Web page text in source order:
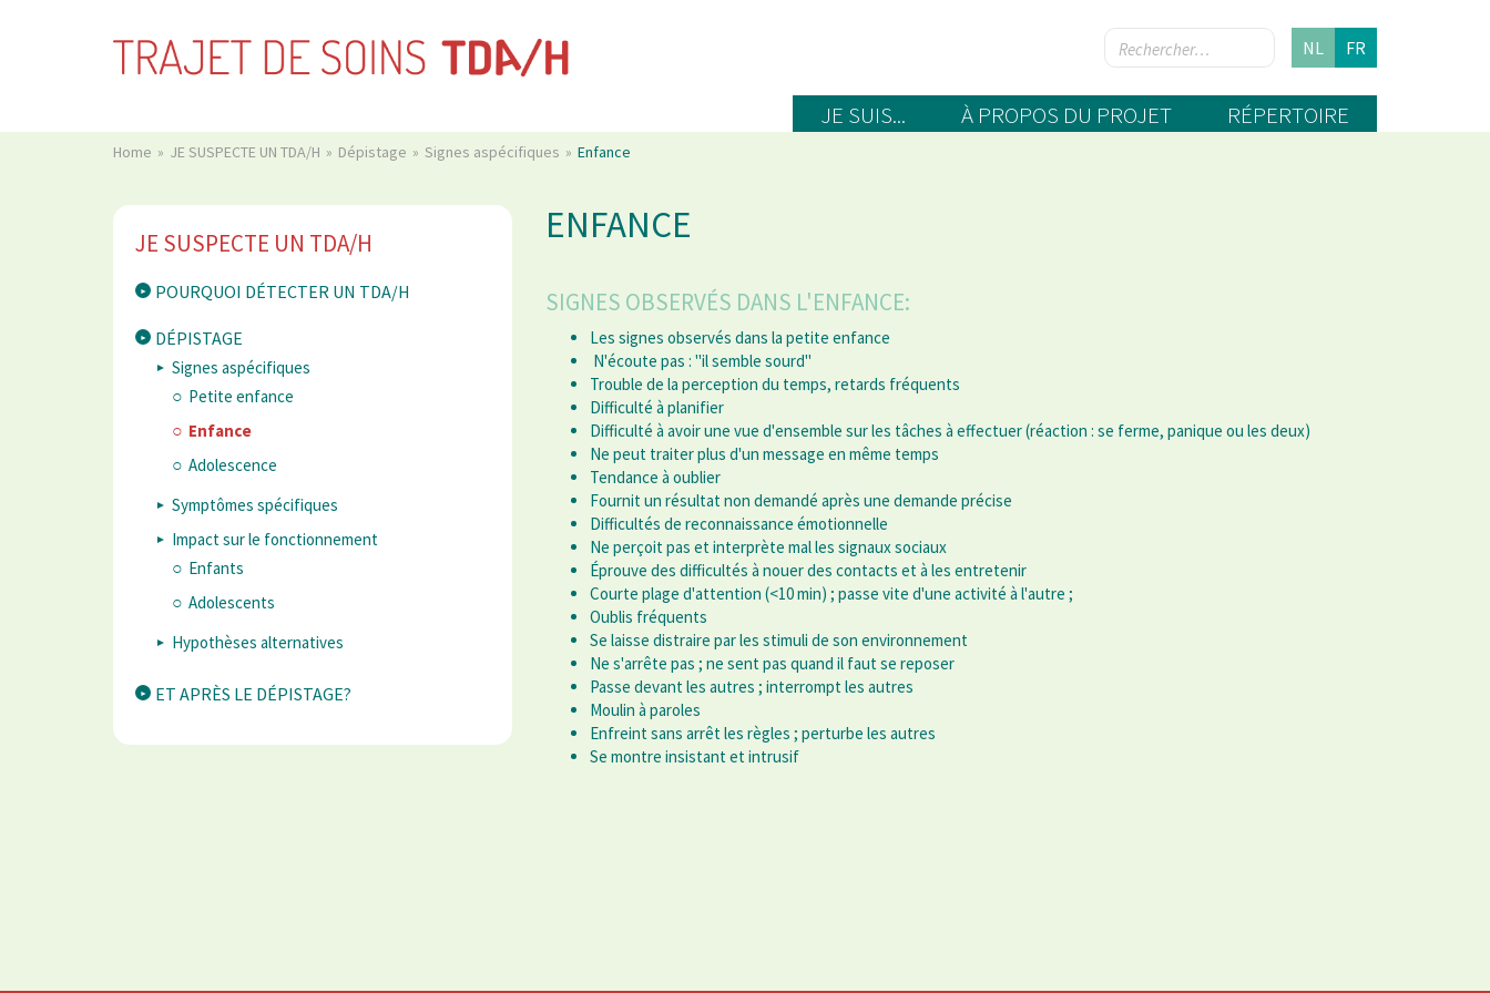
NL FR
JE SUIS... À PROPOS DU PROJET RÉPERTOIRE
Home JE SUSPECTE UN TDA/H Dépistage Signes aspécifiques Enfance
JE SUSPECTE UN TDA/H
POURQUOI DÉTECTER UN TDA/H
DÉPISTAGE
Signes aspécifiques
Petite enfance
Enfance
Adolescence
Symptômes spécifiques
Impact sur le fonctionnement
Enfants
Adolescents
Hypothèses alternatives
ET APRÈS LE DÉPISTAGE?
ENFANCE
SIGNES OBSERVÉS DANS L'ENFANCE:
Les signes observés dans la petite enfance
N'écoute pas : "il semble sourd"
Trouble de la perception du temps, retards fréquents
Difficulté à planifier
Difficulté à avoir une vue d'ensemble sur les tâches à effectuer (réaction : se ferme, panique ou les deux)
Ne peut traiter plus d'un message en même temps
Tendance à oublier
Fournit un résultat non demandé après une demande précise
Difficultés de reconnaissance émotionnelle
Ne perçoit pas et interprète mal les signaux sociaux
Éprouve des difficultés à nouer des contacts et à les entretenir
Courte plage d'attention (<10 min) ; passe vite d'une activité à l'autre ;
Oublis fréquents
Se laisse distraire par les stimuli de son environnement
Ne s'arrête pas ; ne sent pas quand il faut se reposer
Passe devant les autres ; interrompt les autres
Moulin à paroles
Enfreint sans arrêt les règles ; perturbe les autres
Se montre insistant et intrusif